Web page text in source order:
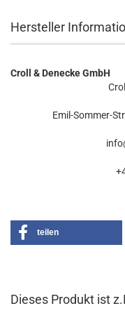
Hersteller
Croll & Denecke GmbH
Emil-Sommer-
teilen
Dieses Produkt ist